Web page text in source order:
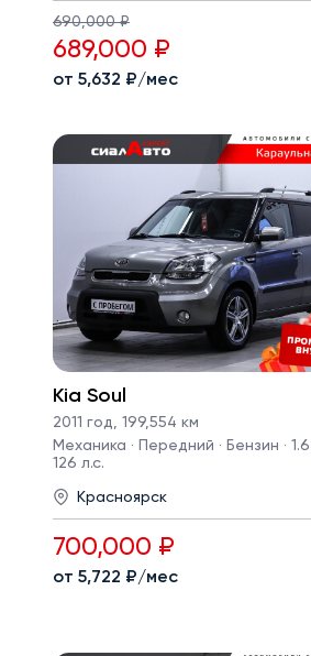
690,000 ₽
689,000 ₽
от 5,632 ₽/мес
Kia Soul
2011 год, 199,554 км
Механика · Передний · Бензин · 1.6
126 л.с.
Красноярск
700,000 ₽
от 5,722 ₽/мес